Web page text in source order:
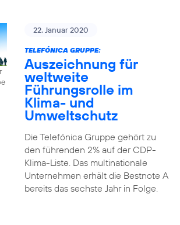
22. Januar 2020
TELEFÓNICA GRUPPE:
Auszeichnung für
weltweite
Führungsrolle im
Klima- und
Umweltschutz
Die Telefónica Gruppe gehört zu
den führenden 2% auf der CDP-
Klima-Liste. Das multinationale
Unternehmen erhält die Bestnote A
bereits das sechste Jahr in Folge.